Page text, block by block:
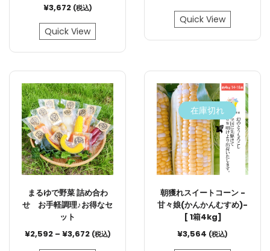
¥3,672 (税込)
Quick View
Quick View
まるゆで野菜 詰め合わ
せ お手軽調理♪お得なセ
ット
¥2,592 – ¥3,672 (税込)
在庫切れ
朝獲れスイートコーン -
甘々娘(かんかんむすめ)-
[ 1箱4kg]
¥3,564 (税込)